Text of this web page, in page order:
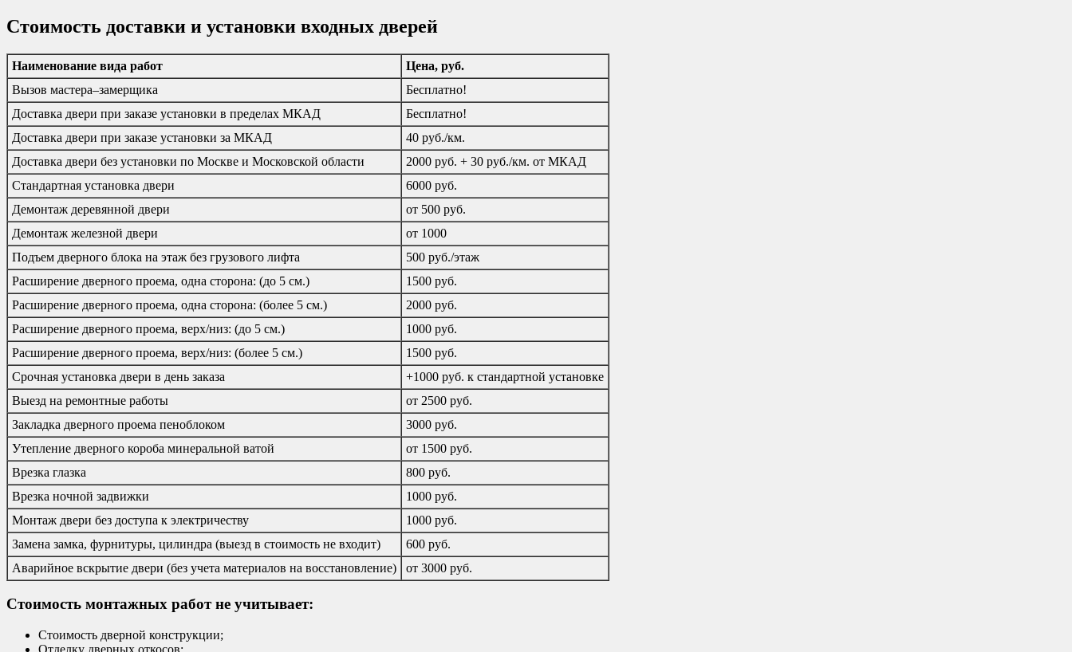
Стоимость доставки и установки входных дверей
Наименование вида работ
Цена, руб.
Вызов мастера–замерщика
Бесплатно!
Доставка двери при заказе установки в пределах МКАД
Бесплатно!
Доставка двери при заказе установки за МКАД
40 руб./км.
Доставка двери без установки по Москве и Московской области
2000 руб. + 30 руб./км. от МКАД
Стандартная установка двери
6000 руб.
Демонтаж деревянной двери
от 500 руб.
Демонтаж железной двери
от 1000
Подъем дверного блока на этаж без грузового лифта
500 руб./этаж
Расширение дверного проема, одна сторона: (до 5 см.)
1500 руб.
Расширение дверного проема, одна сторона: (более 5 см.)
2000 руб.
Расширение дверного проема, верх/низ: (до 5 см.)
1000 руб.
Расширение дверного проема, верх/низ: (более 5 см.)
1500 руб.
Срочная установка двери в день заказа
+1000 руб. к стандартной установке
Выезд на ремонтные работы
от 2500 руб.
Закладка дверного проема пеноблоком
3000 руб.
Утепление дверного короба минеральной ватой
от 1500 руб.
Врезка глазка
800 руб.
Врезка ночной задвижки
1000 руб.
Монтаж двери без доступа к электричеству
1000 руб.
Замена замка, фурнитуры, цилиндра (выезд в стоимость не входит)
600 руб.
Аварийное вскрытие двери (без учета материалов на восстановление)
от 3000 руб.
Стоимость монтажных работ не учитывает:
Стоимость дверной конструкции;